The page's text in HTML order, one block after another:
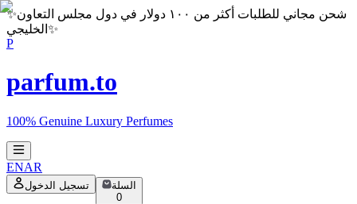
✨شحن مجاني للطلبات أكثر من ١٠٠ دولار في دول مجلس التعاون
الخليجي ✨
P
parfum.to
100% Genuine Luxury Perfumes
ENAR
تسجيل الدخول
السلة
0